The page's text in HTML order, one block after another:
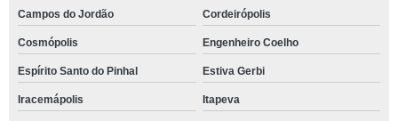
Campos do Jordão Cordeirópolis
Cosmópolis Engenheiro Coelho
Espírito Santo do Pinhal Estiva Gerbi
Iracemápolis Itapeva